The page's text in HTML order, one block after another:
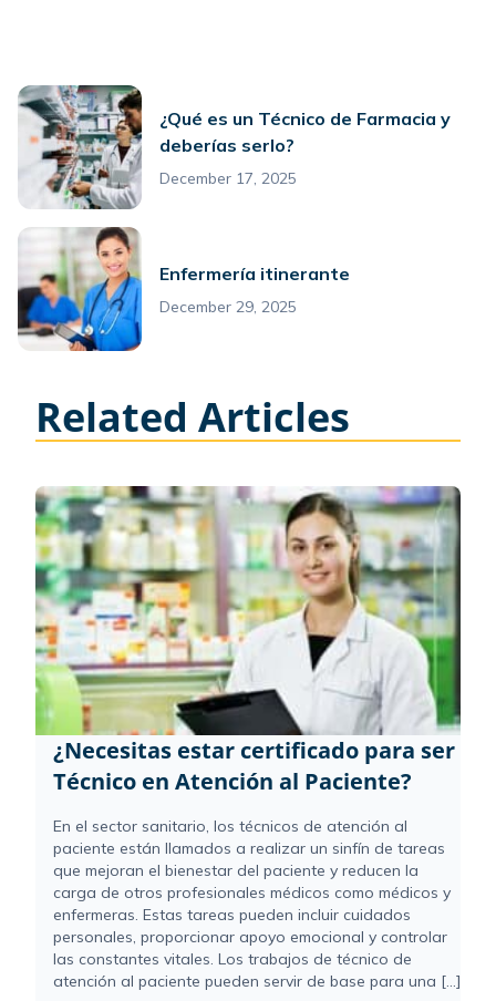
¿Qué es un Técnico de Farmacia y
deberías serlo?
December 17, 2025
Enfermería itinerante
December 29, 2025
Related Articles
¿Necesitas estar certificado para ser
Técnico en Atención al Paciente?
En el sector sanitario, los técnicos de atención al
paciente están llamados a realizar un sinfín de tareas
que mejoran el bienestar del paciente y reducen la
carga de otros profesionales médicos como médicos y
enfermeras. Estas tareas pueden incluir cuidados
personales, proporcionar apoyo emocional y controlar
las constantes vitales. Los trabajos de técnico de
atención al paciente pueden servir de base para una [...]